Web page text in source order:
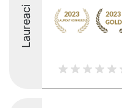
Laureaci